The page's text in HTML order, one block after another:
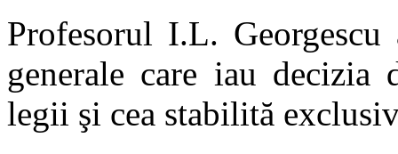
Profesorul I.L.
generale care iau
legii şi cea stabilită